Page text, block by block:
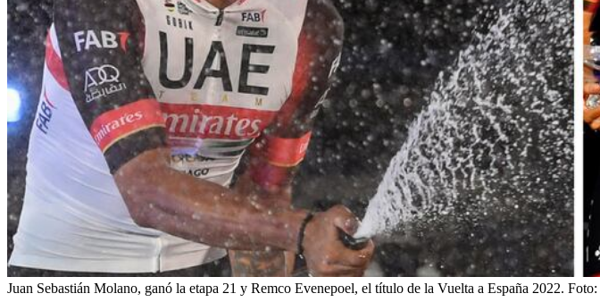
Juan Sebastián Molano, ganó la etapa 21 y Remco Evenepoel, el título de la Vuelta a España 2022. Foto: